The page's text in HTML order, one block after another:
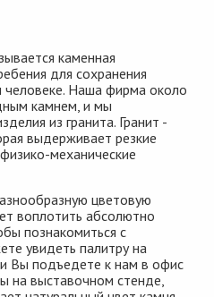
каменная
для сохранения
Наша фирма около
камнем, и мы
из гранита. Гранит -
выдерживает резкие
механические
цветовую
воплотить абсолютно
познакомиться с
увидеть палитру на
Вы подъедете к нам в офис
на выставочном стенде,